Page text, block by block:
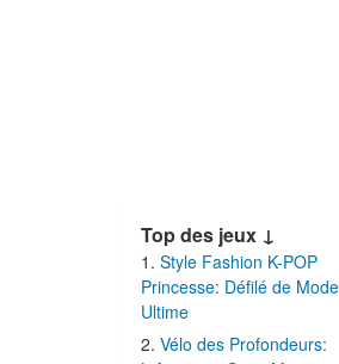
Top des jeux ↓
Style Fashion K-POP
Princesse: Défilé de Mode
Ultime
Vélo des Profondeurs: